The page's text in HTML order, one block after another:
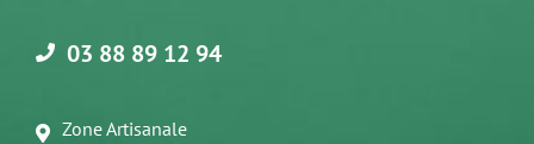
03 88 89 12 94
Zone Artisanale